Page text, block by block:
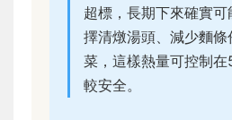
超標，長期下來確實
擇清燉湯頭、減少麵
菜，這樣熱量可控制
較安全。